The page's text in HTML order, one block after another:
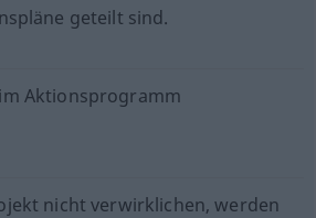
geteilt sind.
Aktionsprogramm
nicht verwirklichen, werden